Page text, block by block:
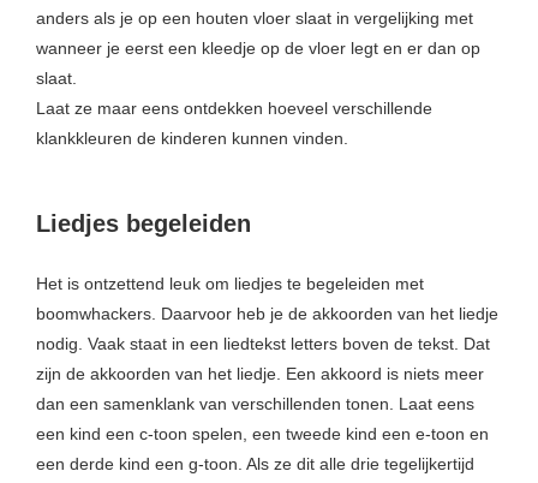
anders als je op een houten vloer slaat in vergelijking met
wanneer je eerst een kleedje op de vloer legt en er dan op
slaat.
Laat ze maar eens ontdekken hoeveel verschillende
klankkleuren de kinderen kunnen vinden.
Liedjes begeleiden
Het is ontzettend leuk om liedjes te begeleiden met
boomwhackers. Daarvoor heb je de akkoorden van het liedje
nodig. Vaak staat in een liedtekst letters boven de tekst. Dat
zijn de akkoorden van het liedje. Een akkoord is niets meer
dan een samenklank van verschillenden tonen. Laat eens
een kind een c-toon spelen, een tweede kind een e-toon en
een derde kind een g-toon. Als ze dit alle drie tegelijkertijd